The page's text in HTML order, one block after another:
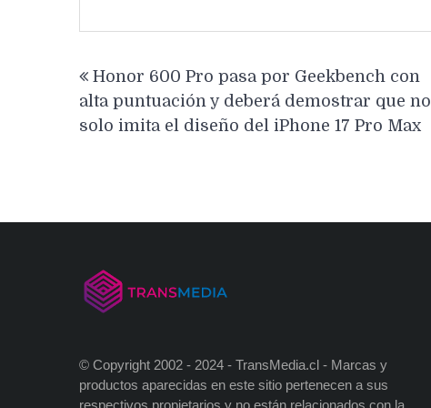
de
entradas
Honor 600 Pro pasa por Geekbench con
alta puntuación y deberá demostrar que no
solo imita el diseño del iPhone 17 Pro Max
© Copyright 2002 - 2024 - TransMedia.cl - Marcas y
productos aparecidas en este sitio pertenecen a sus